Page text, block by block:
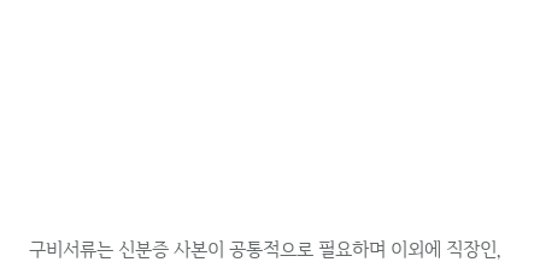
구비서류는 신분증 사본이 공통적으로 필요하며 이외에 직장인,